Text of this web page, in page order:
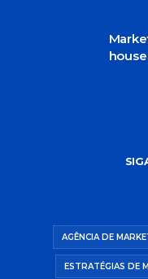
AGÊNCIA DE
ESTRATÉGIAS DE